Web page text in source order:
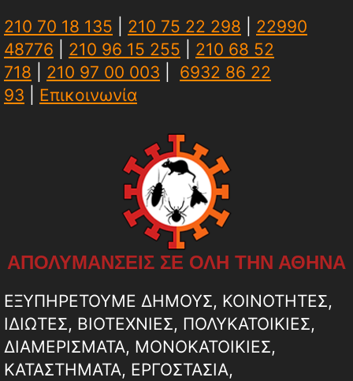
210 70 18 135 210 75 22 298
22990
48776
210 96 15 255
210 68 52
718
210 97 00 003
6932 86 22
93
Επικοινωνία
ΑΠΟΛΥΜΑΝΣΕΙΣ ΣΕ ΟΛΗ ΤΗΝ ΑΘΗΝΑ
ΕΞΥΠΗΡΕΤΟΥΜΕ ΔΗΜΟΥΣ, ΚΟΙΝΟΤΗΤΕΣ,
ΙΔΙΩΤΕΣ, ΒΙΟΤΕΧΝΙΕΣ, ΠΟΛΥΚΑΤΟΙΚΙΕΣ,
ΔΙΑΜΕΡΙΣΜΑΤΑ, ΜΟΝΟΚΑΤΟΙΚΙΕΣ,
ΚΑΤΑΣΤΗΜΑΤΑ, ΕΡΓΟΣΤΑΣΙΑ,